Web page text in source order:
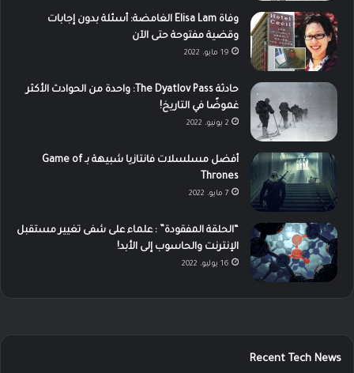
وفاة Elisa Lam الغامضة: أسئلة بدون إجابات
وقضية مفتوحة حتى الآن
19 مايو، 2022
حادثة The Dyatlov Pass: واحدة من الحوادث الأكثر
غموضًا في التاريخ!
2 يونيو، 2022
أفضل مسلسلات فانتازيا شبيهة بـ Game of
Thrones
7 مايو، 2022
“الحلقة المفقودة” : علماء على شفى تغيير مستقبل
الإنترنت والحاسوب إلى الأبد!
16 يوليو، 2022
Recent Tech News